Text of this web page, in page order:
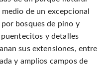
de un excepcional
bosques de pino y
y detalles
sus extensiones, entre
y amplios campos de